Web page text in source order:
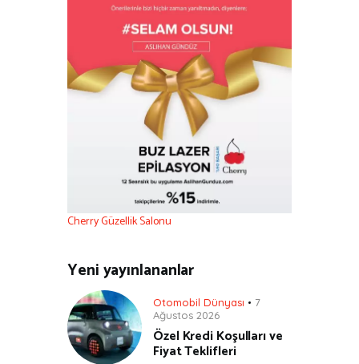
Cherry Güzellik Salonu
Yeni yayınlananlar
Otomobil Dünyası
7
Ağustos 2026
Özel Kredi Koşulları ve
Fiyat Teklifleri